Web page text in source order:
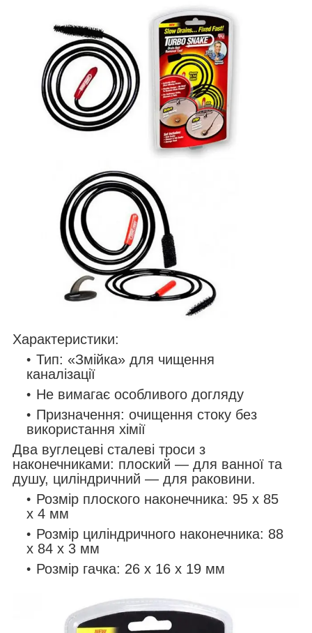
Характеристики:
Тип: «Змійка» для чищення
каналізації
Не вимагає особливого догляду
Призначення: очищення стоку без
використання хімії
Два вуглецеві сталеві троси з
наконечниками: плоский — для ванної та
душу, циліндричний — для раковини.
Розмір плоского наконечника: 95 х 85
х 4 мм
Розмір циліндричного наконечника: 88
х 84 х 3 мм
Розмір гачка: 26 х 16 х 19 мм